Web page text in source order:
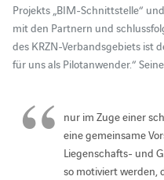
Projekts „BIM-Schnittstelle“
mit den Partnern und
des KRZN-Verbandsgebiets ist
für uns als Pilotanwender.“
nur im Zuge einer
eine gemeinsame
Liegenschafts- und
so motiviert werden,